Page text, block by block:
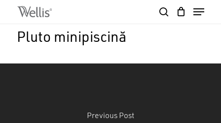
content
Menu
Pluto minipiscină
Previous Post